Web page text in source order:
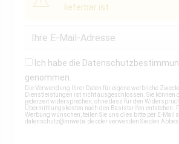
lieferbar ist.
Ich habe die
genommen.
Die Verwendung Ihrer Daten für eigene werbliche
Dienstleistungen ist nicht ausgeschlossen. Sie können
jederzeit widersprechen, ohne dass für den
Übermittlungskosten nach den Basistarifen entstehen.
Werbung wünschen, teilen Sie uns dies bitte per E-Mail
datenschutz@miweba.deoder verwenden Sie den